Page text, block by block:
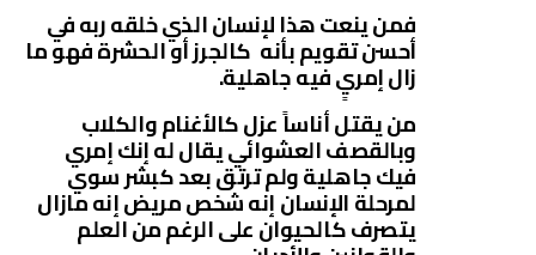
فمن ينعت هذا لإنسان الذي خلقه ربه في
أحسن تقويم بأنه كالجرز أو الحشرة فهو ما
زال إمريٍ فيه جاهلية.
من يقتل أناساً عزل كالأغنام والكلاب
وبالقصف العشوائي يقال له إنك إمري
فيك جاهلية ولم ترتق بعد كبشر سوي
لمرحلة الإنسان إنه شخص مريض إنه مازال
يتصرف كالحيوان على الرغم من العلم